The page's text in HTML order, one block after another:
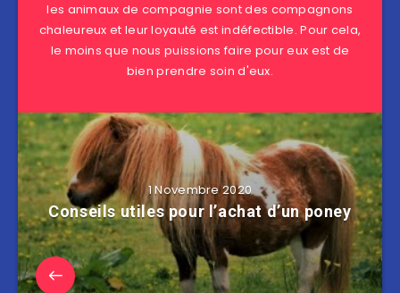
les animaux de compagnie sont des compagnons
chaleureux et leur loyauté est indéfectible. Pour cela,
le moins que nous puissions faire pour eux est de
bien prendre soin d'eux.
1 Novembre 2020
Conseils utiles pour l’achat d’un poney